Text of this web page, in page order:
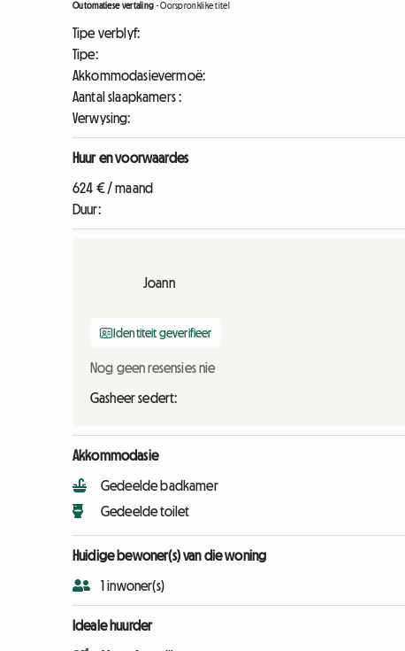
Outomatiese vertaling -Oorspronklike titel
Tipe verblyf:
Tipe:
Akkommodasievermoë:
Aantal slaapkamers :
Verwysing:
Huur en voorwaardes
624 € / maand
Duur:
Joann
Identiteit geverifieer
Nog geen resensies nie
Gasheer sedert:
Akkommodasie
Gedeelde badkamer
Gedeelde toilet
Huidige bewoner(s) van die woning
1 inwoner(s)
Ideale huurder